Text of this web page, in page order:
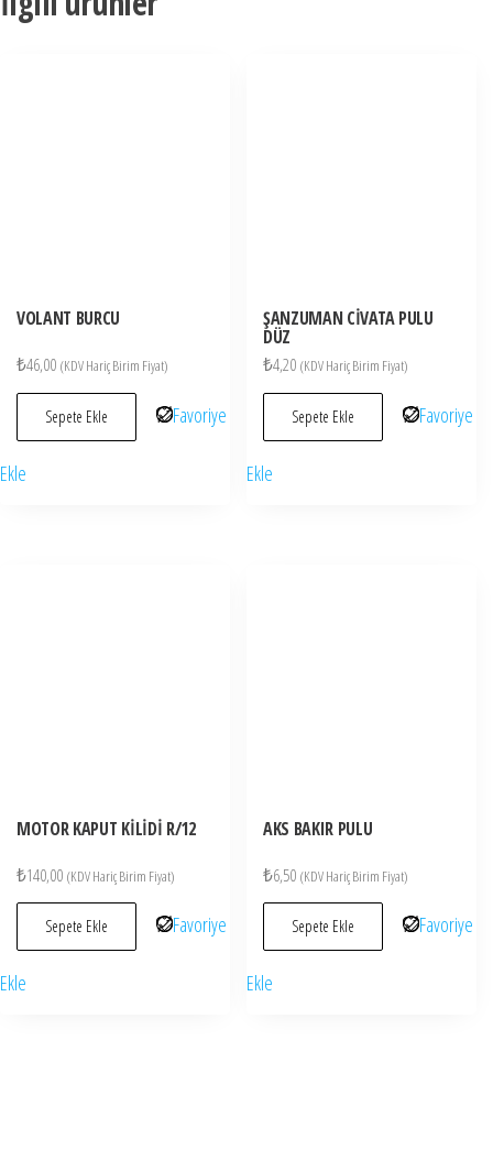
VOLANT BURCU
₺46,00 (KDV Hariç Birim Fiyat)
Sepete Ekle Favoriye
Ekle
ŞANZUMAN CİVATA PULU
DÜZ
₺4,20 (KDV Hariç Birim Fiyat)
Sepete Ekle Favoriye
Ekle
MOTOR KAPUT KİLİDİ R/12
₺140,00 (KDV Hariç Birim Fiyat)
Sepete Ekle Favoriye
Ekle
AKS BAKIR PULU
₺6,50 (KDV Hariç Birim Fiyat)
Sepete Ekle Favoriye
Ekle